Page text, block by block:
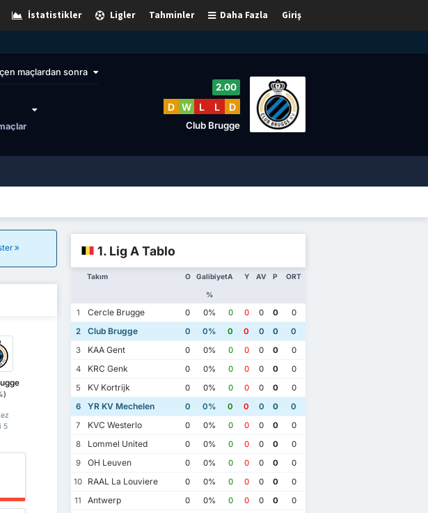
Giriş
Daha Fazla
Tahminler
Ligler
İstatistikler
maçlardan sonra
2.00
D W L L D
Club Brugge
5
1. Lig A Tablo
Takım O Galibiyet
%
A Y AV P ORT
1 Cercle Brugge 0 0% 0 0 0 0
0
2
Club Brugge 0 0% 0 0 0 0
0
3
KAA Gent 0 0% 0 0 0 0
0
4
KRC Genk 0 0% 0 0 0 0
0
5
KV Kortrijk 0 0% 0 0 0 0
0
6
YR KV Mechelen 0 0% 0 0 0 0
0
7
KVC Westerlo 0 0% 0 0 0 0
0
8
Lommel United 0 0% 0 0 0 0
0
9
OH Leuven 0 0% 0 0 0 0
0
10
RAAL La Louviere 0 0% 0 0 0 0
0
11
Antwerp 0 0% 0 0 0 0
0